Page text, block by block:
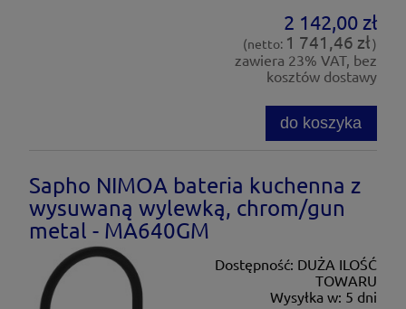
2 142,00 zł
(netto: 1 741,46 zł)
zawiera 23% VAT, bez
kosztów dostawy
do koszyka
Sapho NIMOA bateria kuchenna z
wysuwaną wylewką, chrom/gun
metal - MA640GM
Dostępność: DUŻA ILOŚĆ
TOWARU
Wysyłka w: 5 dni